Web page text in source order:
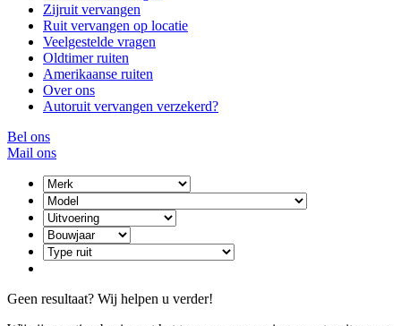
Zijruit vervangen
Ruit vervangen op locatie
Veelgestelde vragen
Oldtimer ruiten
Amerikaanse ruiten
Over ons
Autoruit vervangen verzekerd?
Bel ons
Mail ons
Geen resultaat? Wij helpen u verder!